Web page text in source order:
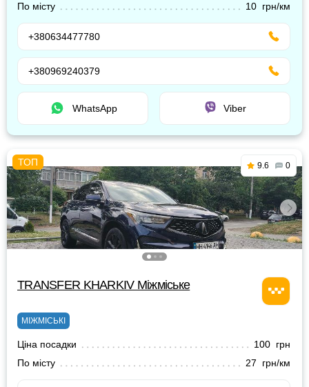
По місту
10 грн/км
+380634477780
+380969240379
WhatsApp Viber
9.6 0
TRANSFER KHARKIV Міжміське
МІЖМІСЬКІ
Ціна посадки
100 грн
По місту
27 грн/км